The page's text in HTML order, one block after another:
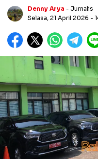
Denny Arya - Jurnalis
Selasa, 21 April 2026 -